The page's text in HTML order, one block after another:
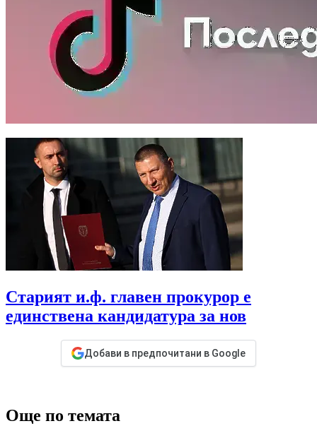
Старият и.ф. главен прокурор е
единствена кандидатура за нов
Добави в предпочитани в Google
Още по темата